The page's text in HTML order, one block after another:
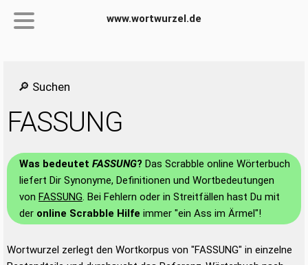
www.wortwurzel.de
🔎 Suchen
FASSUNG
Was bedeutet FASSUNG? Das Scrabble online Wörterbuch
liefert Dir Synonyme, Definitionen und Wortbedeutungen
von FASSUNG. Bei Fehlern oder in Streitfällen hast Du mit
der online Scrabble Hilfe immer "ein Ass im Ärmel"!
Wortwurzel zerlegt den Wortkorpus von "FASSUNG" in einzelne